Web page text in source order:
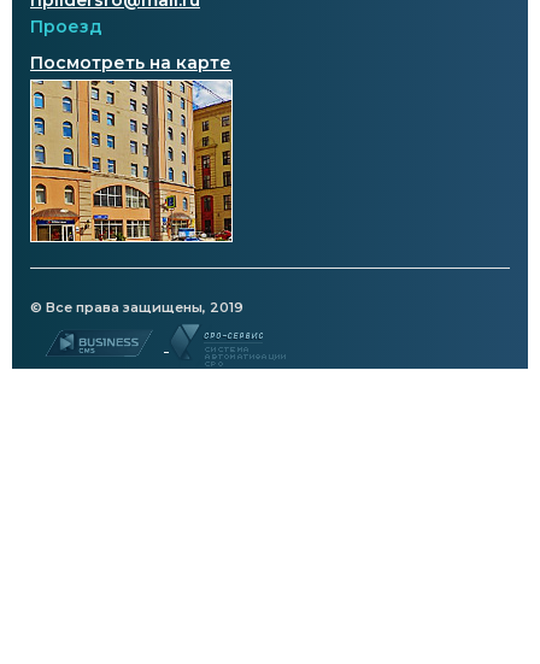
Проезд
Посмотреть на карте
© Все права защищены, 2019